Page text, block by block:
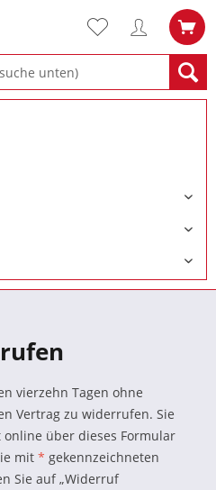
vierzehn Tagen ohne
Vertrag zu widerrufen. Sie
über dieses Formular
mit * gekennzeichneten
Sie auf „Widerruf